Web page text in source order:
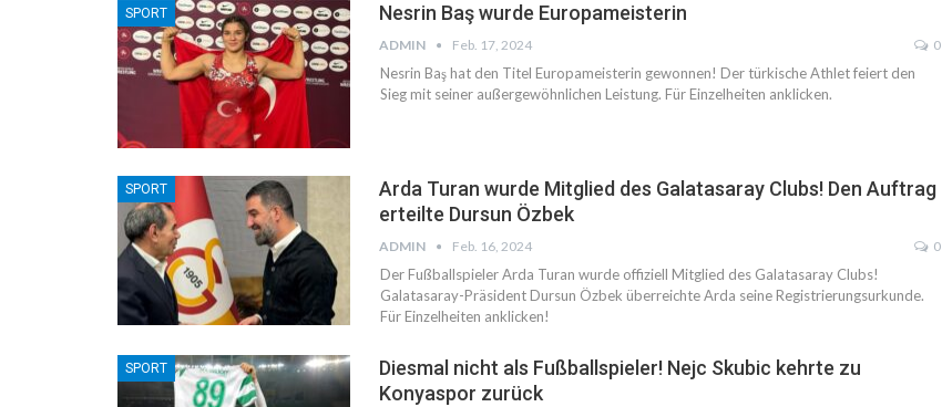
SPORT Nesrin Baş wurde Europameisterin
ADMIN Feb. 17, 2024 0
Nesrin Baş hat den Titel Europameisterin gewonnen! Der türkische Athlet feiert den
Sieg mit seiner außergewöhnlichen Leistung. Für Einzelheiten anklicken.
SPORT
Arda Turan wurde Mitglied des Galatasaray Clubs! Den Auftrag
erteilte Dursun Özbek
ADMIN Feb. 16, 2024 0
Der Fußballspieler Arda Turan wurde offiziell Mitglied des Galatasaray Clubs!
Galatasaray-Präsident Dursun Özbek überreichte Arda seine Registrierungsurkunde.
Für Einzelheiten anklicken!
SPORT
Diesmal nicht als Fußballspieler! Nejc Skubic kehrte zu
Konyaspor zurück